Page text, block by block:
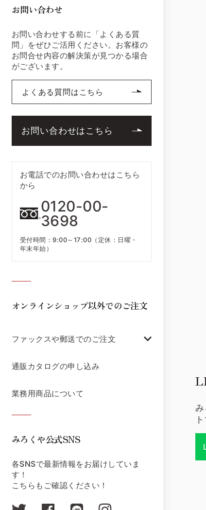
お問い合わせ
お問い合わせする前に「よくある質
問」をぜひご活用ください。お客様の
お問合せ内容の解決策が見つかる場合
がございます。
よくある質問はこちら
お問い合わせはこちら
お電話でのお問い合わせはこちら
から
0120-00-
3698
受付時間：9:00～17:00（定休：日曜・
年末年始）
オンラインショップ以外でのご注文
ファックスや郵送でのご注文
通販カタログの申し込み
業務用商品について
みろくや公式SNS
各SNSで最新情報をお届けしていま
す！
こちらもご確認ください！